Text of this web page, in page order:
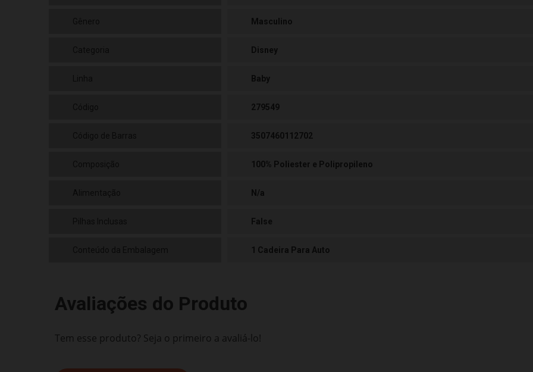
Masculino
Disney
Baby
279549
3507460112702
100% Poliester e Polipropileno
N/a
False
1 Cadeira Para Auto
Avaliações do Produto
Tem esse produto? Seja o primeiro a avaliá-lo!